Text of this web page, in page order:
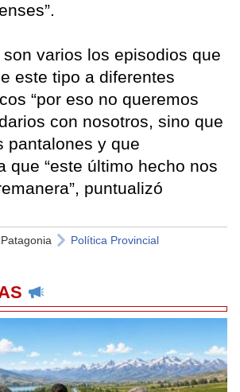
varios los episodios que
este tipo a diferentes
“por eso no queremos
con nosotros, sino que
pantalones y que
que “este último hecho nos
puntualizó
Política Provincial